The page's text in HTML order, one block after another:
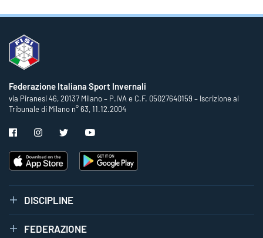
Federazione Italiana Sport Invernali
via Piranesi 46, 20137 Milano – P.IVA e C.F. 05027640159 – Iscrizione al
Tribunale di Milano n° 63, 11.12.2004
DISCIPLINE
FEDERAZIONE